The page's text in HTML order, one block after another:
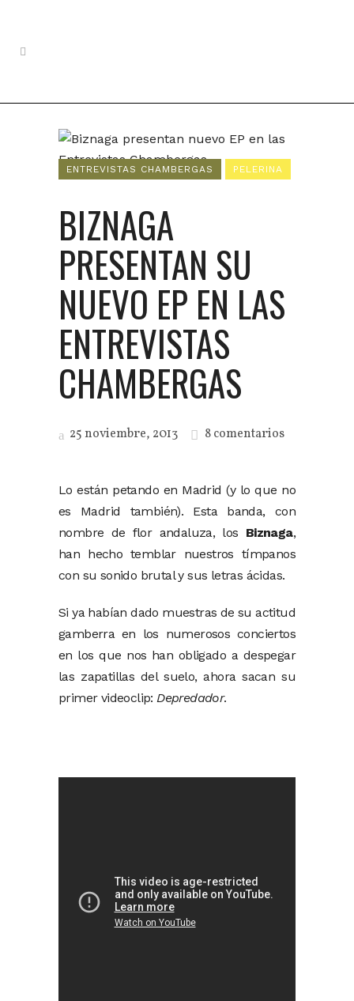
ENTREVISTAS CHAMBERGAS PELERINA
BIZNAGA
PRESENTAN SU
NUEVO EP EN LAS
ENTREVISTAS
CHAMBERGAS
25 noviembre, 2013 8 comentarios
Lo están petando en Madrid (y lo que no
es Madrid también). Esta banda, con
nombre de flor andaluza, los Biznaga,
han hecho temblar nuestros tímpanos
con su sonido brutal y sus letras ácidas.
Si ya habían dado muestras de su actitud
gamberra en los numerosos conciertos
en los que nos han obligado a despegar
las zapatillas del suelo, ahora sacan su
primer videoclip:Depredador.